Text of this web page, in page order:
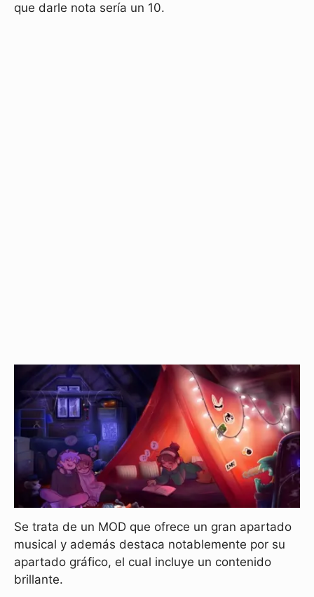
que darle nota sería un 10.
Se trata de un MOD que ofrece un gran apartado
musical y además destaca notablemente por su
apartado gráfico, el cual incluye un contenido
brillante.